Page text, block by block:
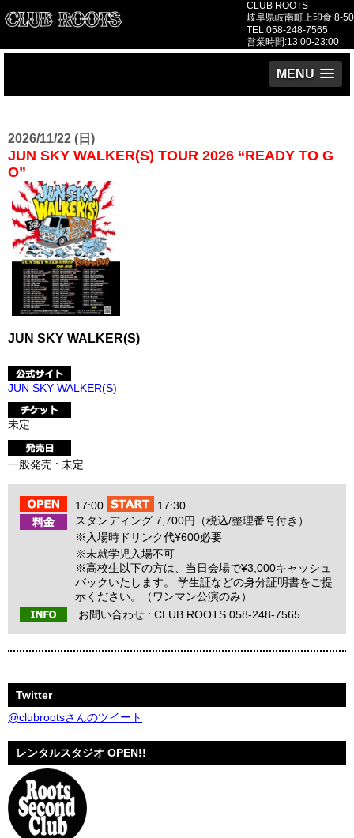
CLUB ROOTS
岐阜県岐南町上印食 8-50
TEL:058-248-7565
営業時間:13:00-23:00
MENU
2026/11/22 (日)
JUN SKY WALKER(S) TOUR 2026 “READY TO G
O”
JUN SKY WALKER(S)
JUN SKY WALKER(S)
未定
一般発売 : 未定
17:00
17:30
スタンディング 7,700円（税込/整理番号付き）
※入場時ドリンク代¥600必要
※未就学児入場不可
※高校生以下の方は、当日会場で¥3,000キャッシュ
バックいたします。 学生証などの身分証明書をご提
示ください。（ワンマン公演のみ）
お問い合わせ : CLUB ROOTS 058-248-7565
Twitter
@clubrootsさんのツイート
レンタルスタジオ OPEN!!